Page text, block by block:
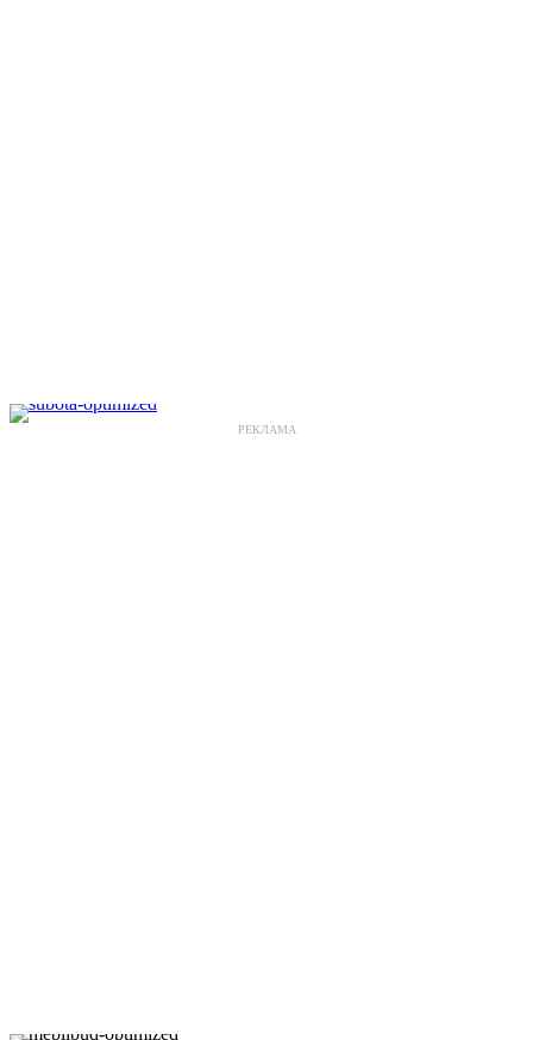
РЕКЛАМА